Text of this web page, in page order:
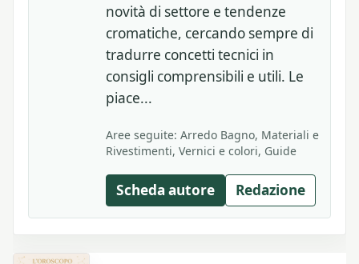
novità di settore e tendenze
cromatiche, cercando sempre di
tradurre concetti tecnici in
consigli comprensibili e utili. Le
piace...
Aree seguite: Arredo Bagno, Materiali e
Rivestimenti, Vernici e colori, Guide
Scheda autore Redazione